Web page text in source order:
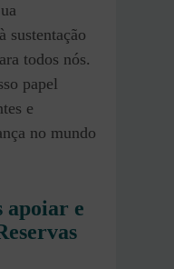
sustentação
todos nós.
papel
e
no mundo
apoiar e